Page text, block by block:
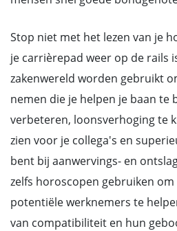
Stop niet met het lezen van je
je carrièrepad weer op de rails
zakenwereld worden gebruikt
nemen die je helpen je baan te
verbeteren, loonsverhoging te
zien voor je collega's en
bent bij aanwervings- en
zelfs horoscopen gebruiken
potentiële werknemers te
van compatibiliteit en hun